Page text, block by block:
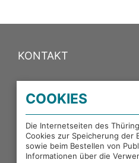
KONTAKT
PORTALE DES
EXTERNE LINKS
COOKIES
Die Internetseiten des
Cookies zur Speicherung der
sowie beim Bestellen von
Informationen über die